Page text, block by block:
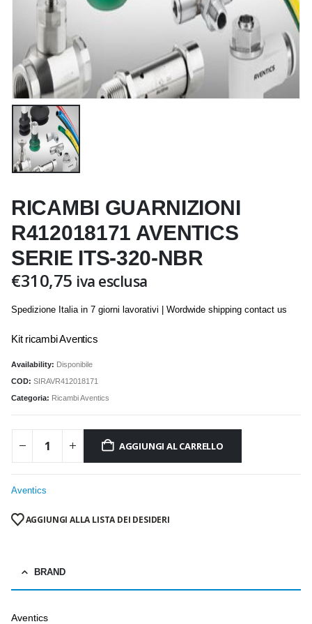
RICAMBI GUARNIZIONI
R412018171 AVENTICS
SERIE ITS-320-NBR
€310,75 iva esclusa
Spedizione Italia in 7 giorni lavorativi | Wordwide shipping contact us
Kit ricambi Aventics
Availability: Disponibile
COD: SIRAVR412018171
Categoria: Ricambi Aventics
AGGIUNGI AL CARRELLO
Aventics
AGGIUNGI ALLA LISTA DEI DESIDERI
BRAND
Aventics